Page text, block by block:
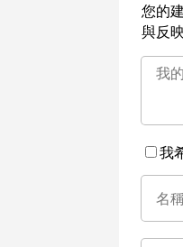
您的
與反
我